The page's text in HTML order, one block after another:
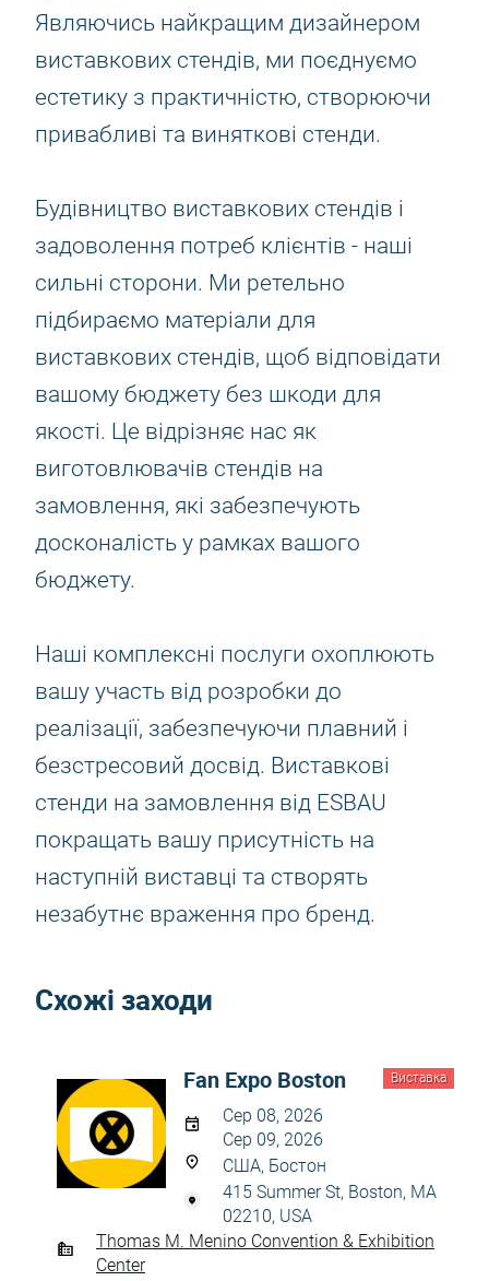
Являючись найкращим дизайнером
виставкових стендів, ми поєднуємо
естетику з практичністю, створюючи
привабливі та виняткові стенди.
Будівництво виставкових стендів і
задоволення потреб клієнтів - наші
сильні сторони. Ми ретельно
підбираємо матеріали для
виставкових стендів, щоб відповідати
вашому бюджету без шкоди для
якості. Це відрізняє нас як
виготовлювачів стендів на
замовлення, які забезпечують
досконалість у рамках вашого
бюджету.
Наші комплексні послуги охоплюють
вашу участь від розробки до
реалізації, забезпечуючи плавний і
безстресовий досвід. Виставкові
стенди на замовлення від ESBAU
покращать вашу присутність на
наступній виставці та створять
незабутнє враження про бренд.
Схожі заходи
Виставка
Fan Expo Boston
Сер 08, 2026
Сер 09, 2026
США, Бостон
415 Summer St, Boston, MA
02210, USA
Thomas M. Menino Convention & Exhibition
Center